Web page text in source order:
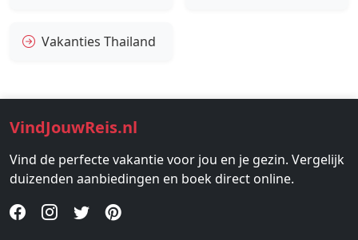
Vakanties Thailand
VindJouwReis.nl
Vind de perfecte vakantie voor jou en je gezin. Vergelijk
duizenden aanbiedingen en boek direct online.